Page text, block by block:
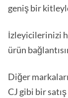
geniş bir
İzleyicilerinizi
ürün
Diğer
CJ gibi bir satış